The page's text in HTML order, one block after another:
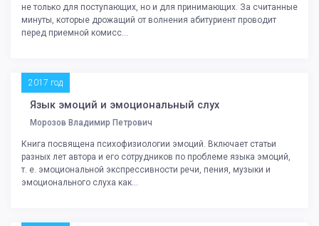
не только для поступающих, но и для принимающих. За считанные
минуты, которые дрожащий от волнения абитуриент проводит
перед приемной комисс...
2017 год
Язык эмоций и эмоциональный слух
Морозов Владимир Петрович
Книга посвящена психофизиологии эмоций. Включает статьи
разных лет автора и его сотрудников по проблеме языка эмоций,
т. е. эмоциональной экспрессивности речи, пения, музыки и
эмоционального слуха как...